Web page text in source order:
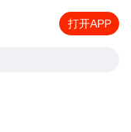
打开APP